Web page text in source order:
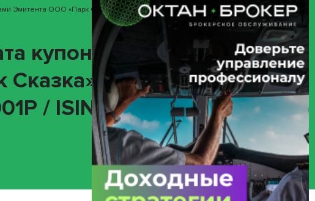
Эмитента ООО «Парк Сказка» ИНН 7743185160 (облигация 4B02-
купонного дохода»
Сказка» ИНН
/ ISIN